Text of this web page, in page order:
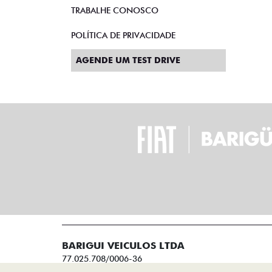
TRABALHE CONOSCO
POLÍTICA DE PRIVACIDADE
AGENDE UM TEST DRIVE
BARIGUI VEICULOS LTDA
77.025.708/0006-36